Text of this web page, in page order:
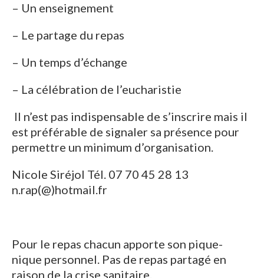
– Un enseignement
– Le partage du repas
– Un temps d’échange
– La célébration de l’eucharistie
Il n’est pas indispensable de s’inscrire mais il
est préférable de signaler sa présence pour
permettre un minimum d’organisation.
Nicole Siréjol Tél. 07 70 45 28 13
n.rap(@)hotmail.fr
Pour le repas chacun apporte son pique-
nique personnel. Pas de repas partagé en
raison de la crise sanitaire.